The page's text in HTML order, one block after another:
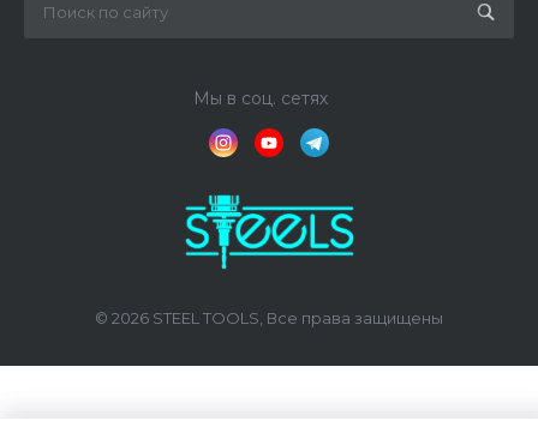
Мы в соц. сетях
© 2026 STEEL TOOLS, Все права защищены